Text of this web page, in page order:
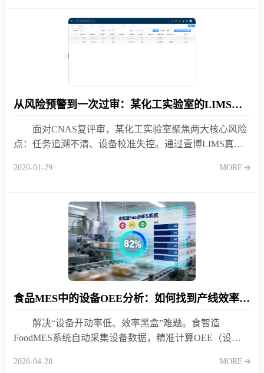
从风险预警到一次过审：某化工实验室的LIMS合规实战
面对CNAS复评审，某化工实验室聚焦两大核心风险
点：任务追溯不清、设备校准失控。通过壹博LIMS真实
2026-01-29 MORE
食品MES中的设备OEE分析：如何找到产线效率瓶颈？
解决“设备开动率低、效率黑盒”难题。食智造
FoodMES系统自动采集设备数据，精准计算OEE（设备
度低下原因，让产线效率瓶颈无处遁形，助力食品企业提
2026-04-28 MORE